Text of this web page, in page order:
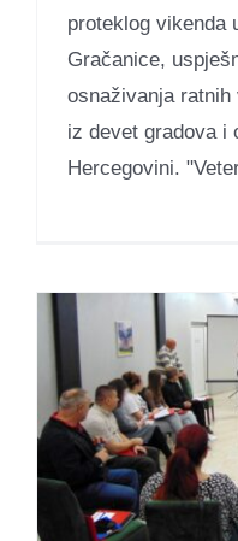
proteklog vikenda
Gračanice,
osnaživanja
iz devet gradova i
Hercegovini.